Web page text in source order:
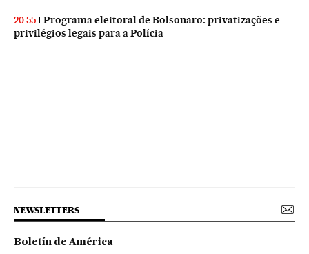
20:55
Programa eleitoral de Bolsonaro: privatizações e
privilégios legais para a Polícia
NEWSLETTERS
Boletín de América